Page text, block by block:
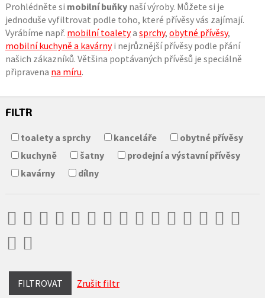
Prohlédněte si mobilní buňkynaší výroby. Můžete si je
jednoduše vyfiltrovat podle toho, které přívěsy vás zajímají.
Vyrábíme např. mobilní toaletya sprchy, obytné přívěsy,
mobilní kuchyně a kavárnyi nejrůznější přívěsy podle přání
našich zákazníků. Většina poptávaných přívěsů je speciálně
připravena na míru.
FILTR
toalety a sprchy kanceláře
obytné přívěsy
kuchyně
šatny
prodejní a výstavní přívěsy
kavárny
dílny
FILTROVAT Zrušit filtr